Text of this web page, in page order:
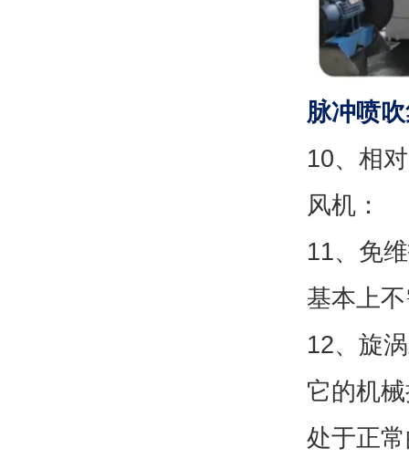
脉冲喷
10、相
风机：
11、免
基本上
12、旋
它的机
处于正